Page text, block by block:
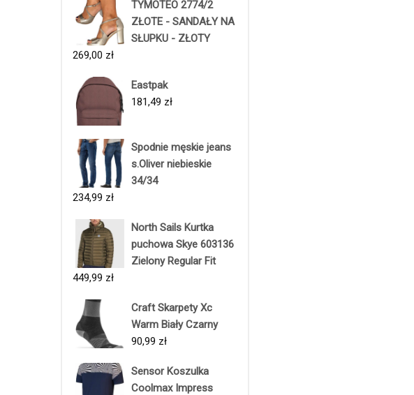
TYMOTEO 2774/2
ZŁOTE - SANDAŁY NA
SŁUPKU - ZŁOTY
269,00 zł
Eastpak
181,49 zł
Spodnie męskie jeans
s.Oliver niebieskie
34/34
234,99 zł
North Sails Kurtka
puchowa Skye 603136
Zielony Regular Fit
449,99 zł
Craft Skarpety Xc
Warm Biały Czarny
90,99 zł
Sensor Koszulka
Coolmax Impress